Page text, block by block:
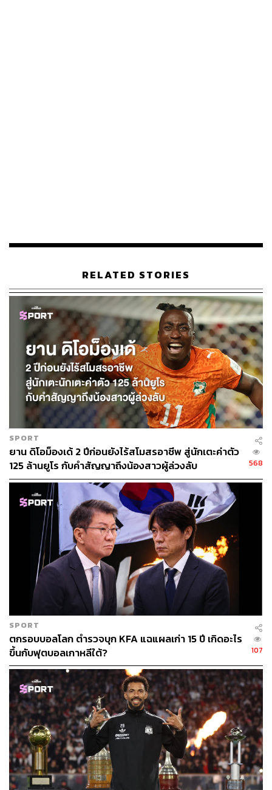
ข้อมูลของเอ็ดเวิร์ดส์เป็นสิ่งที่น่าทึ่งและนำสมัยมากในยุคสมัย
นั้น ซึ่งฮิวจ์ส รวมถึงนักเตะที่เป็นแกนของสโมสรอย่าง เอ็ดดี
ฮาว, แกรี โอนีล และ แมตต์ เทย์เลอร์ (สองคนแรกก้าวมาเป็น
ผู้จัดการทีมนิวคาสเซิลและวูล์ฟส์ตามลำดับ) ได้ศึกษาทั้งการ
เล่นของตัวเองและข้อมูลของคู่แข่ง รวมถึงทีมจากต่าง
ประเทศ
จนถึงวันหนึ่งที่ต้องเลิกลาจากการเป็นนักฟุตบอล มีแต่คนคาด
หวังว่ากัปตันพอร์ทสมัธจะเดินหน้าสู่เส้นทางการเป็นโค้ช
ปรากฏว่าเขาเลือกที่จะทำงานอยู่เบื้องหลังตามคำแนะนำ
ของฮาวแทน ซึ่งในเวลาต่อมาได้ตามกันไปอยู่กับบอร์นมัธ
อันเป็นสโมสรที่สร้างชื่อให้แก่ผู้จัดการทีมนิวคาสเซิลคน
ปัจจุบัน ที่สามารถเปลี่ยนแปลงทีมเล็กๆ ให้กลับมาขึ้นชั้นสู่
พรีเมียร์ลีกได้อย่างมหัศจรรย์
ส่วนหนึ่งเป็นเพราะ ‘หลังบ้าน’ แล้วฮิวจ์สเป็นคนดูแล ซึ่งก็ได้
วิชาความรู้ส่วนหนึ่งมาจากเอ็ดเวิร์ดส์ที่ย้ายจากสเปอร์สมาอยู่
กับลิเวอร์พูลในเวลาต่อมา และกลายเป็นคนช่วยวางรากฐาน
ความสำเร็จของยักษ์หลับให้กลับมาตื่นอีกครั้งในช่วง
ทศวรรษที่ผ่านมา
หนึ่งในความสามารถพิเศษของฮิวจ์สคือ สายตาที่แหลมคมที่
ไม่ได้แพ้พี่ใหญ่อย่างเอ็ดเวิร์ดส์
นักเตะลิเวอร์พูลในปัจจุบันหลายเคยผ่านสายตาของเขามา
แล้วทั้งนั้น ตั้งแต่ แอนดรูว์ โรเบิร์ตสัน (ฮัลล์​), ฮาร์วีย์ เอลเลีย
ตต์ (ฟูแลม), โจ โกเมซ (ชาร์ลตัน) จนถึง เวอร์จิล ฟาน ไดจ์ค
RELATED STORIES
SPORT
ยาน ดิโอม็องเด้ 2 ปีก่อนยังไร้สโมสรอาชีพ สู่นักเตะค่าตัว
125 ล้านยูโร กับคำสัญญาถึงน้องสาวผู้ล่วงลับ
568
SPORT
ตกรอบบอลโลก ตำรวจบุก KFA แฉแผลเก่า 15 ปี เกิดอะไร
ขึ้นกับฟุตบอลเกาหลีใต้?
107